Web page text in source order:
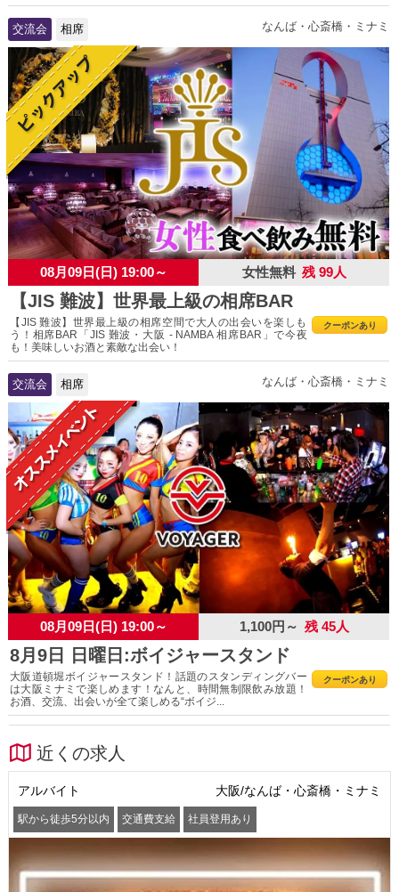
交流会 相席 なんば・心斎橋・ミナミ
08月09日(日) 19:00～ 女性無料 残 99人
【JIS 難波】世界最上級の相席BAR
クーポンあり
【JIS 難波】世界最上級の相席空間で大人の出会いを楽しも
う！相席BAR「JIS 難波・大阪 - NAMBA 相席BAR」で今夜
も！美味しいお酒と素敵な出会い！
交流会 相席 なんば・心斎橋・ミナミ
08月09日(日) 19:00～ 1,100円～ 残 45人
8月9日 日曜日:ボイジャースタンド
クーポンあり
大阪道頓堀ボイジャースタンド！話題のスタンディングバー
は大阪ミナミで楽しめます！なんと、時間無制限飲み放題！
お酒、交流、出会いが全て楽しめる“ボイジ...
近くの求人
アルバイト 大阪/なんば・心斎橋・ミナミ
駅から徒歩5分以内 交通費支給 社員登用あり